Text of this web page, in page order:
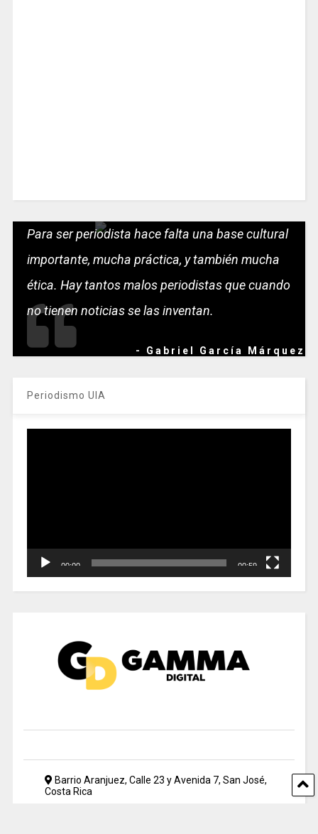
Para ser periodista hace falta una base cultural
importante, mucha práctica, y también mucha
ética. Hay tantos malos periodistas que cuando
no tienen noticias se las inventan.
- Gabriel García Márquez
Periodismo UIA
00:00 00:59
Barrio Aranjuez, Calle 23 y Avenida 7, San José,
Costa Rica